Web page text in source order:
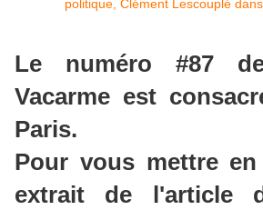
Le numéro #87
Vacarme est
Paris.
Pour vous mettre
extrait de l'article